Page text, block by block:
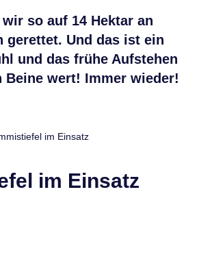
so auf 14 Hektar an
gerettet. Und das ist ein
und das frühe Aufstehen
Beine wert! Immer wieder!
im Einsatz
im Einsatz